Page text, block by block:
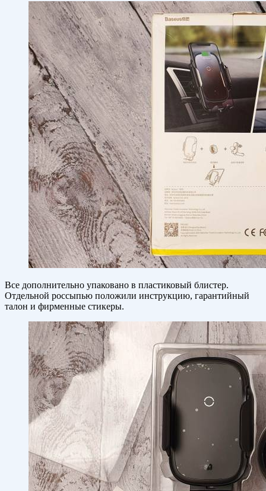
Все дополнительно упаковано в пластиковый блистер.
Отдельной россыпью положили инструкцию, гарантийный
талон и фирменные стикеры.